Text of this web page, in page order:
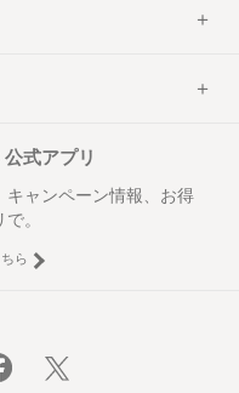
公式アプリ
ャンペーン情報、お得
。
ら